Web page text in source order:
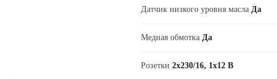
Датчик низкого уровня масла Да
Медная обмотка Да
Розетки 2х230/16, 1х12 В